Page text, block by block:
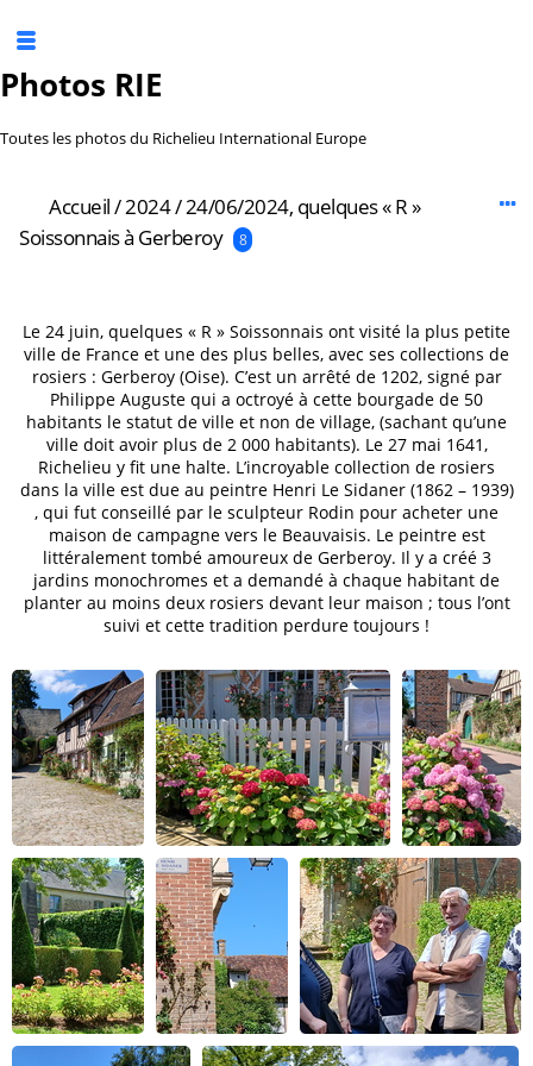
Photos RIE
Toutes les photos du Richelieu International Europe
Accueil/2024/24/06/2024, quelques « R »
Soissonnais à Gerberoy
8
Le 24 juin, quelques « R » Soissonnais ont visité la plus petite
ville de France et une des plus belles, avec ses collections de
rosiers : Gerberoy (Oise). C’est un arrêté de 1202, signé par
Philippe Auguste qui a octroyé à cette bourgade de 50
habitants le statut de ville et non de village, (sachant qu’une
ville doit avoir plus de 2 000 habitants). Le 27 mai 1641,
Richelieu y fit une halte. L’incroyable collection de rosiers
dans la ville est due au peintre Henri Le Sidaner (1862 – 1939)
, qui fut conseillé par le sculpteur Rodin pour acheter une
maison de campagne vers le Beauvaisis. Le peintre est
littéralement tombé amoureux de Gerberoy. Il y a créé 3
jardins monochromes et a demandé à chaque habitant de
planter au moins deux rosiers devant leur maison ; tous l’ont
suivi et cette tradition perdure toujours !